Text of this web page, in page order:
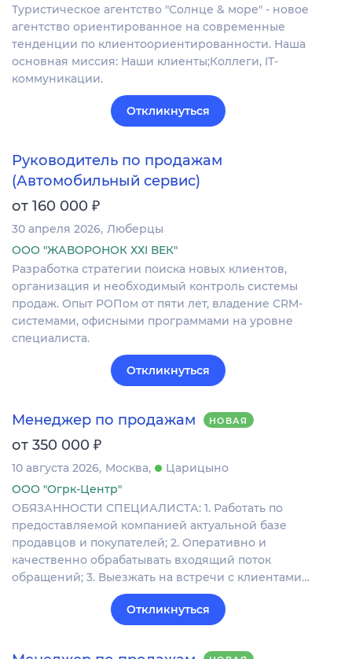
Туристическое агентство "Солнце & море" - новое
агентство ориентированное на современные
тенденции по клиентоориентированности. Наша
основная миссия: Наши клиенты;Коллеги, IT-
коммуникации.
Откликнуться
Руководитель по продажам
(Автомобильный сервис)
от 160 000 ₽
30 апреля 2026 Люберцы
ООО "ЖАВОРОНОК ХХI ВЕК"
Разработка стратегии поиска новых клиентов,
организация и необходимый контроль системы
продаж. Опыт РОПом от пяти лет, владение CRM-
системами, офисными программами на уровне
специалиста.
Откликнуться
Менеджер по продажам НОВАЯ
от 350 000 ₽
10 августа 2026 Москва
Царицыно
ООО "Огрк-Центр"
ОБЯЗАННОСТИ СПЕЦИАЛИСТА: 1. Работать по
предоставляемой компанией актуальной базе
продавцов и покупателей; 2. Оперативно и
качественно обрабатывать входящий поток
обращений; 3. Выезжать на встречи с клиентами…
Откликнуться